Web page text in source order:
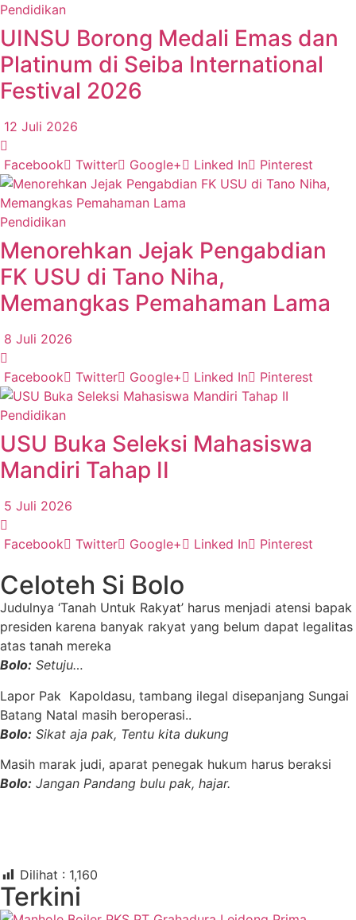
Pendidikan
UINSU Borong Medali Emas dan
Platinum di Seiba International
Festival 2026
12 Juli 2026
Facebook Twitter Google+ Linked In Pinterest
Pendidikan
Menorehkan Jejak Pengabdian
FK USU di Tano Niha,
Memangkas Pemahaman Lama
8 Juli 2026
Facebook Twitter Google+ Linked In Pinterest
Pendidikan
USU Buka Seleksi Mahasiswa
Mandiri Tahap II
5 Juli 2026
Facebook Twitter Google+ Linked In Pinterest
Celoteh Si Bolo
Judulnya ‘Tanah Untuk Rakyat’ harus menjadi atensi bapak
presiden karena banyak rakyat yang belum dapat legalitas
atas tanah mereka
Bolo: Setuju…
Lapor Pak Kapoldasu, tambang ilegal disepanjang Sungai
Batang Natal masih beroperasi..
Bolo: Sikat aja pak, Tentu kita dukung
Masih marak judi, aparat penegak hukum harus beraksi
Bolo: Jangan Pandang bulu pak, hajar.
Dilihat : 1,160
Terkini